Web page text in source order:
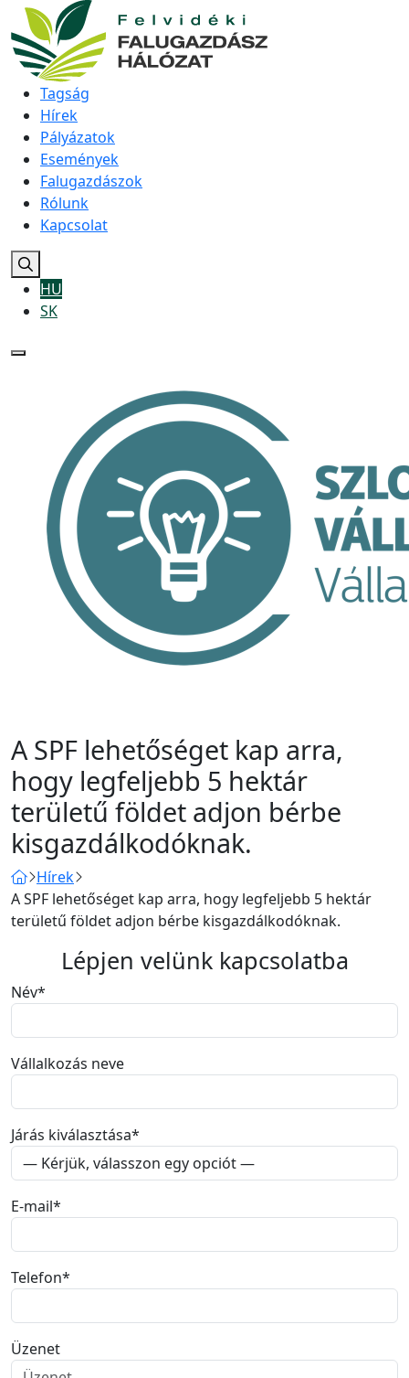
Tagság
Hírek
Pályázatok
Események
Falugazdászok
Rólunk
Kapcsolat
HU
SK
A SPF lehetőséget kap arra,
hogy legfeljebb 5 hektár
területű földet adjon bérbe
kisgazdálkodóknak.
Hírek
A SPF lehetőséget kap arra, hogy legfeljebb 5 hektár
területű földet adjon bérbe kisgazdálkodóknak.
Lépjen velünk kapcsolatba
Név*
Vállalkozás neve
Járás kiválasztása*
E-mail*
Telefon*
Üzenet